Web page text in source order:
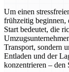
Um einen
frühzeitig beginnen,
Start bedeutet, die
Transport, sondern
Entladen und der
konzentrieren – den